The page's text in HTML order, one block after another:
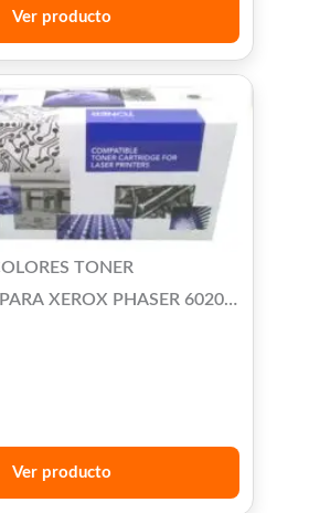
Ver producto
TONER
XEROX PHASER 6020
Ver producto